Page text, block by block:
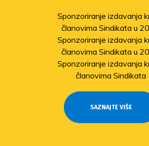
Sponzoriranje izdavanja
članovima Sindikata u
Sponzoriranje izdavanja
članovima Sindikata u
Sponzoriranje izdavanja
članovima Sindikata
SAZNAJTE VIŠE